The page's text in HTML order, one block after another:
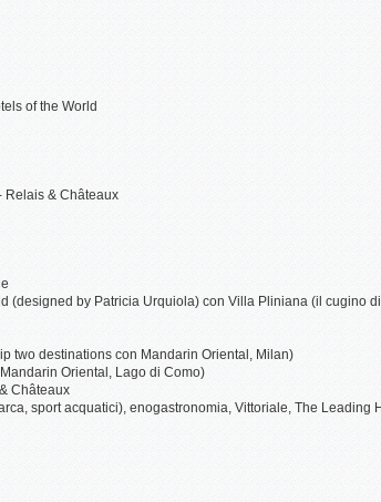
of the World
Relais & Châteaux
(designed by Patricia Urquiola) con Villa Pliniana (il cugino
two destinations con Mandarin Oriental, Milan)
Oriental, Lago di Como)
Châteaux
sport acquatici), enogastronomia, Vittoriale, The Leading